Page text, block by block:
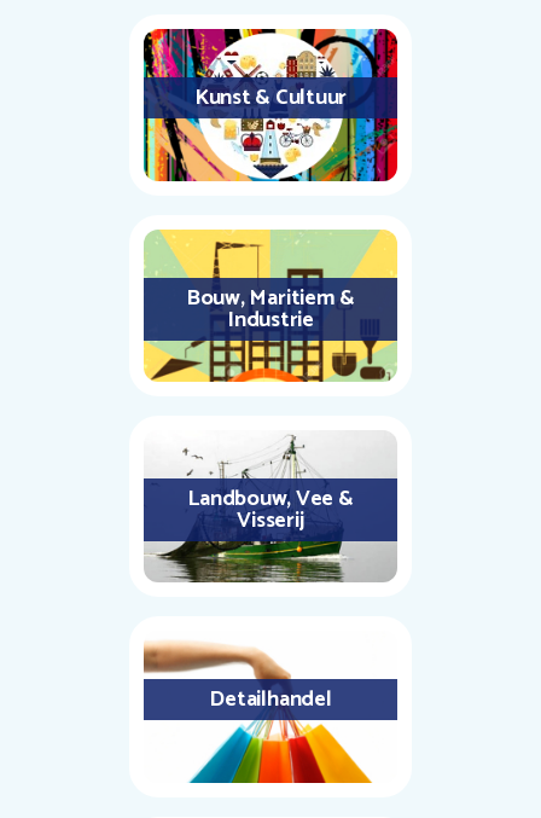
Kunst & Cultuur
Bouw, Maritiem &
Industrie
Landbouw, Vee &
Visserij
Detailhandel